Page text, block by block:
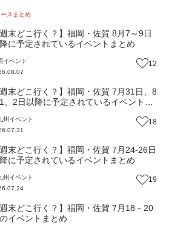
スまとめ
週末どこ行く？】福岡・佐賀 8月7～9日
に予定されているイベントまとめ
イベント
12
週末どこ行く？】福岡・佐賀 7月31日、8
、2日以降に予定されているイベントま
州 イベント
18
週末どこ行く？】福岡・佐賀 7月24-26日
に予定されているイベントまとめ
州 イベント
19
週末どこ行く？】福岡・佐賀 7月18－20
イベントまとめ